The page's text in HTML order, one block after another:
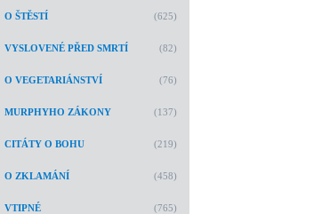
O ŠTĚSTÍ (625)
VYSLOVENÉ PŘED SMRTÍ (82)
O VEGETARIÁNSTVÍ (76)
MURPHYHO ZÁKONY (137)
CITÁTY O BOHU (219)
O ZKLAMÁNÍ (458)
VTIPNÉ (765)